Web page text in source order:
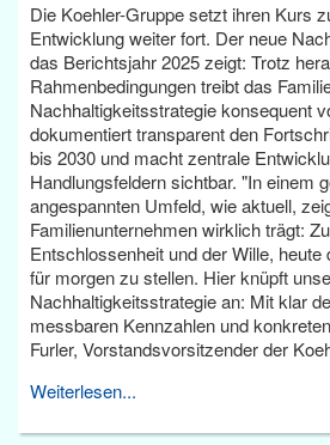
Die Koehler-Gruppe setzt ihren Kurs
Entwicklung weiter fort. Der neue
das Berichtsjahr 2025 zeigt: Trotz
Rahmenbedingungen treibt das
Nachhaltigkeitsstrategie konsequent
dokumentiert transparent den
bis 2030 und macht zentrale
Handlungsfeldern sichtbar. "In einem
angespannten Umfeld, wie aktuell,
Familienunternehmen wirklich trägt:
Entschlossenheit und der Wille, heute
für morgen zu stellen. Hier knüpft
Nachhaltigkeitsstrategie an: Mit klar
messbaren Kennzahlen und
Furler, Vorstandsvorsitzender der
Weiterlesen...